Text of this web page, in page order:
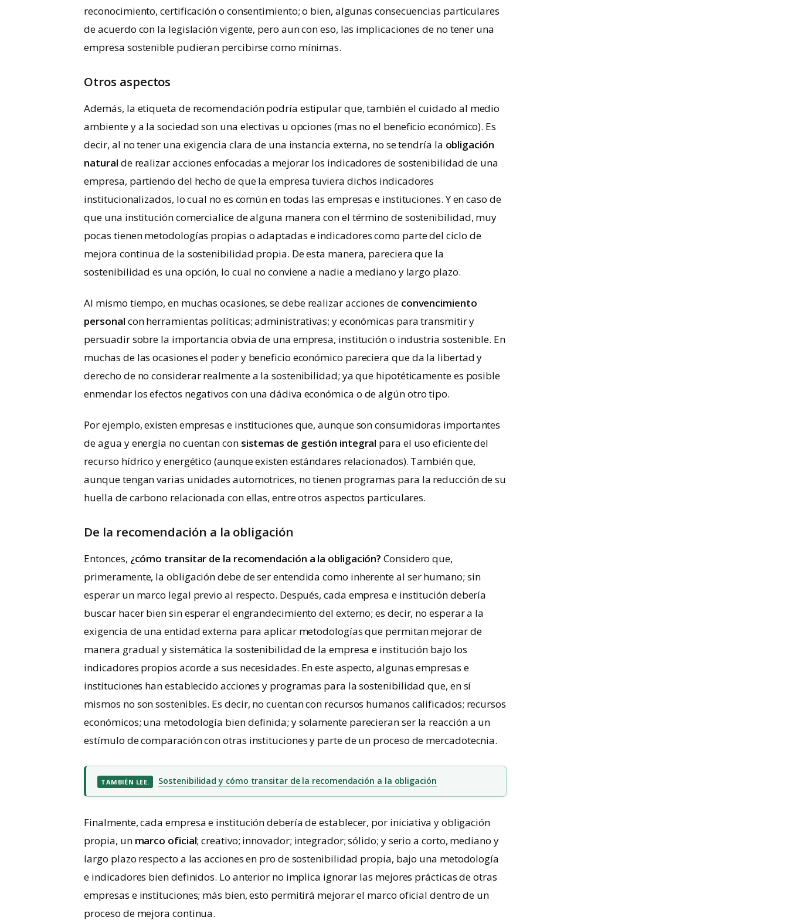
reconocimiento, certificación o consentimiento; o bien, algunas consecuencias particulares
de acuerdo con la legislación vigente, pero aun con eso, las implicaciones de no tener una
empresa sostenible pudieran percibirse como mínimas.
Otros aspectos
Además, la etiqueta de recomendación podría estipular que, también el cuidado al medio
ambiente y a la sociedad son una electivas u opciones (mas no el beneficio económico). Es
decir, al no tener una exigencia clara de una instancia externa, no se tendría la obligación
natural de realizar acciones enfocadas a mejorar los indicadores de sostenibilidad de una
empresa, partiendo del hecho de que la empresa tuviera dichos indicadores
institucionalizados, lo cual no es común en todas las empresas e instituciones. Y en caso de
que una institución comercialice de alguna manera con el término de sostenibilidad, muy
pocas tienen metodologías propias o adaptadas e indicadores como parte del ciclo de
mejora continua de la sostenibilidad propia. De esta manera, pareciera que la
sostenibilidad es una opción, lo cual no conviene a nadie a mediano y largo plazo.
Al mismo tiempo, en muchas ocasiones, se debe realizar acciones de convencimiento
personal con herramientas políticas; administrativas; y económicas para transmitir y
persuadir sobre la importancia obvia de una empresa, institución o industria sostenible. En
muchas de las ocasiones el poder y beneficio económico pareciera que da la libertad y
derecho de no considerar realmente a la sostenibilidad; ya que hipotéticamente es posible
enmendar los efectos negativos con una dádiva económica o de algún otro tipo.
Por ejemplo, existen empresas e instituciones que, aunque son consumidoras importantes
de agua y energía no cuentan con sistemas de gestión integral para el uso eficiente del
recurso hídrico y energético (aunque existen estándares relacionados). También que,
aunque tengan varias unidades automotrices, no tienen programas para la reducción de su
huella de carbono relacionada con ellas, entre otros aspectos particulares.
De la recomendación a la obligación
Entonces, ¿cómo transitar de la recomendación a la obligación? Considero que,
primeramente, la obligación debe de ser entendida como inherente al ser humano; sin
esperar un marco legal previo al respecto. Después, cada empresa e institución debería
buscar hacer bien sin esperar el engrandecimiento del externo; es decir, no esperar a la
exigencia de una entidad externa para aplicar metodologías que permitan mejorar de
manera gradual y sistemática la sostenibilidad de la empresa e institución bajo los
indicadores propios acorde a sus necesidades. En este aspecto, algunas empresas e
instituciones han establecido acciones y programas para la sostenibilidad que, en sí
mismos no son sostenibles. Es decir, no cuentan con recursos humanos calificados; recursos
económicos; una metodología bien definida; y solamente parecieran ser la reacción a un
estímulo de comparación con otras instituciones y parte de un proceso de mercadotecnia.
TAMBIÉN LEE. Sostenibilidad y cómo transitar de la recomendación a la obligación
Finalmente, cada empresa e institución debería de establecer, por iniciativa y obligación
propia, un marco oficial; creativo; innovador; integrador; sólido; y serio a corto, mediano y
largo plazo respecto a las acciones en pro de sostenibilidad propia, bajo una metodología
e indicadores bien definidos. Lo anterior no implica ignorar las mejores prácticas de otras
empresas e instituciones; más bien, esto permitirá mejorar el marco oficial dentro de un
proceso de mejora continua.